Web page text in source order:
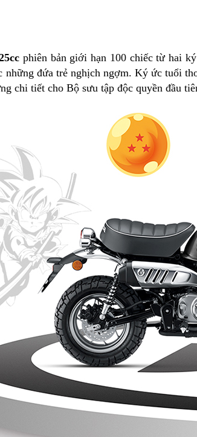
phiên bản giới hạn 100 chiếc từ hai
những đứa trẻ nghịch ngợm. Ký ức tuổi
chi tiết cho Bộ sưu tập độc quyền đầu